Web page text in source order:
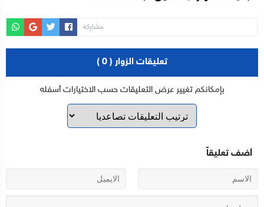
مشاركة
تعليقات الزوار ( 0 )
بإمكانكم تغيير عرض التعليقات حسب الاختيارات أسفله
أضف تعليقاً